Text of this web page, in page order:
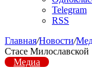
Telegram
RSS
Главная/Новости/
Стасе Милославской
Медиа